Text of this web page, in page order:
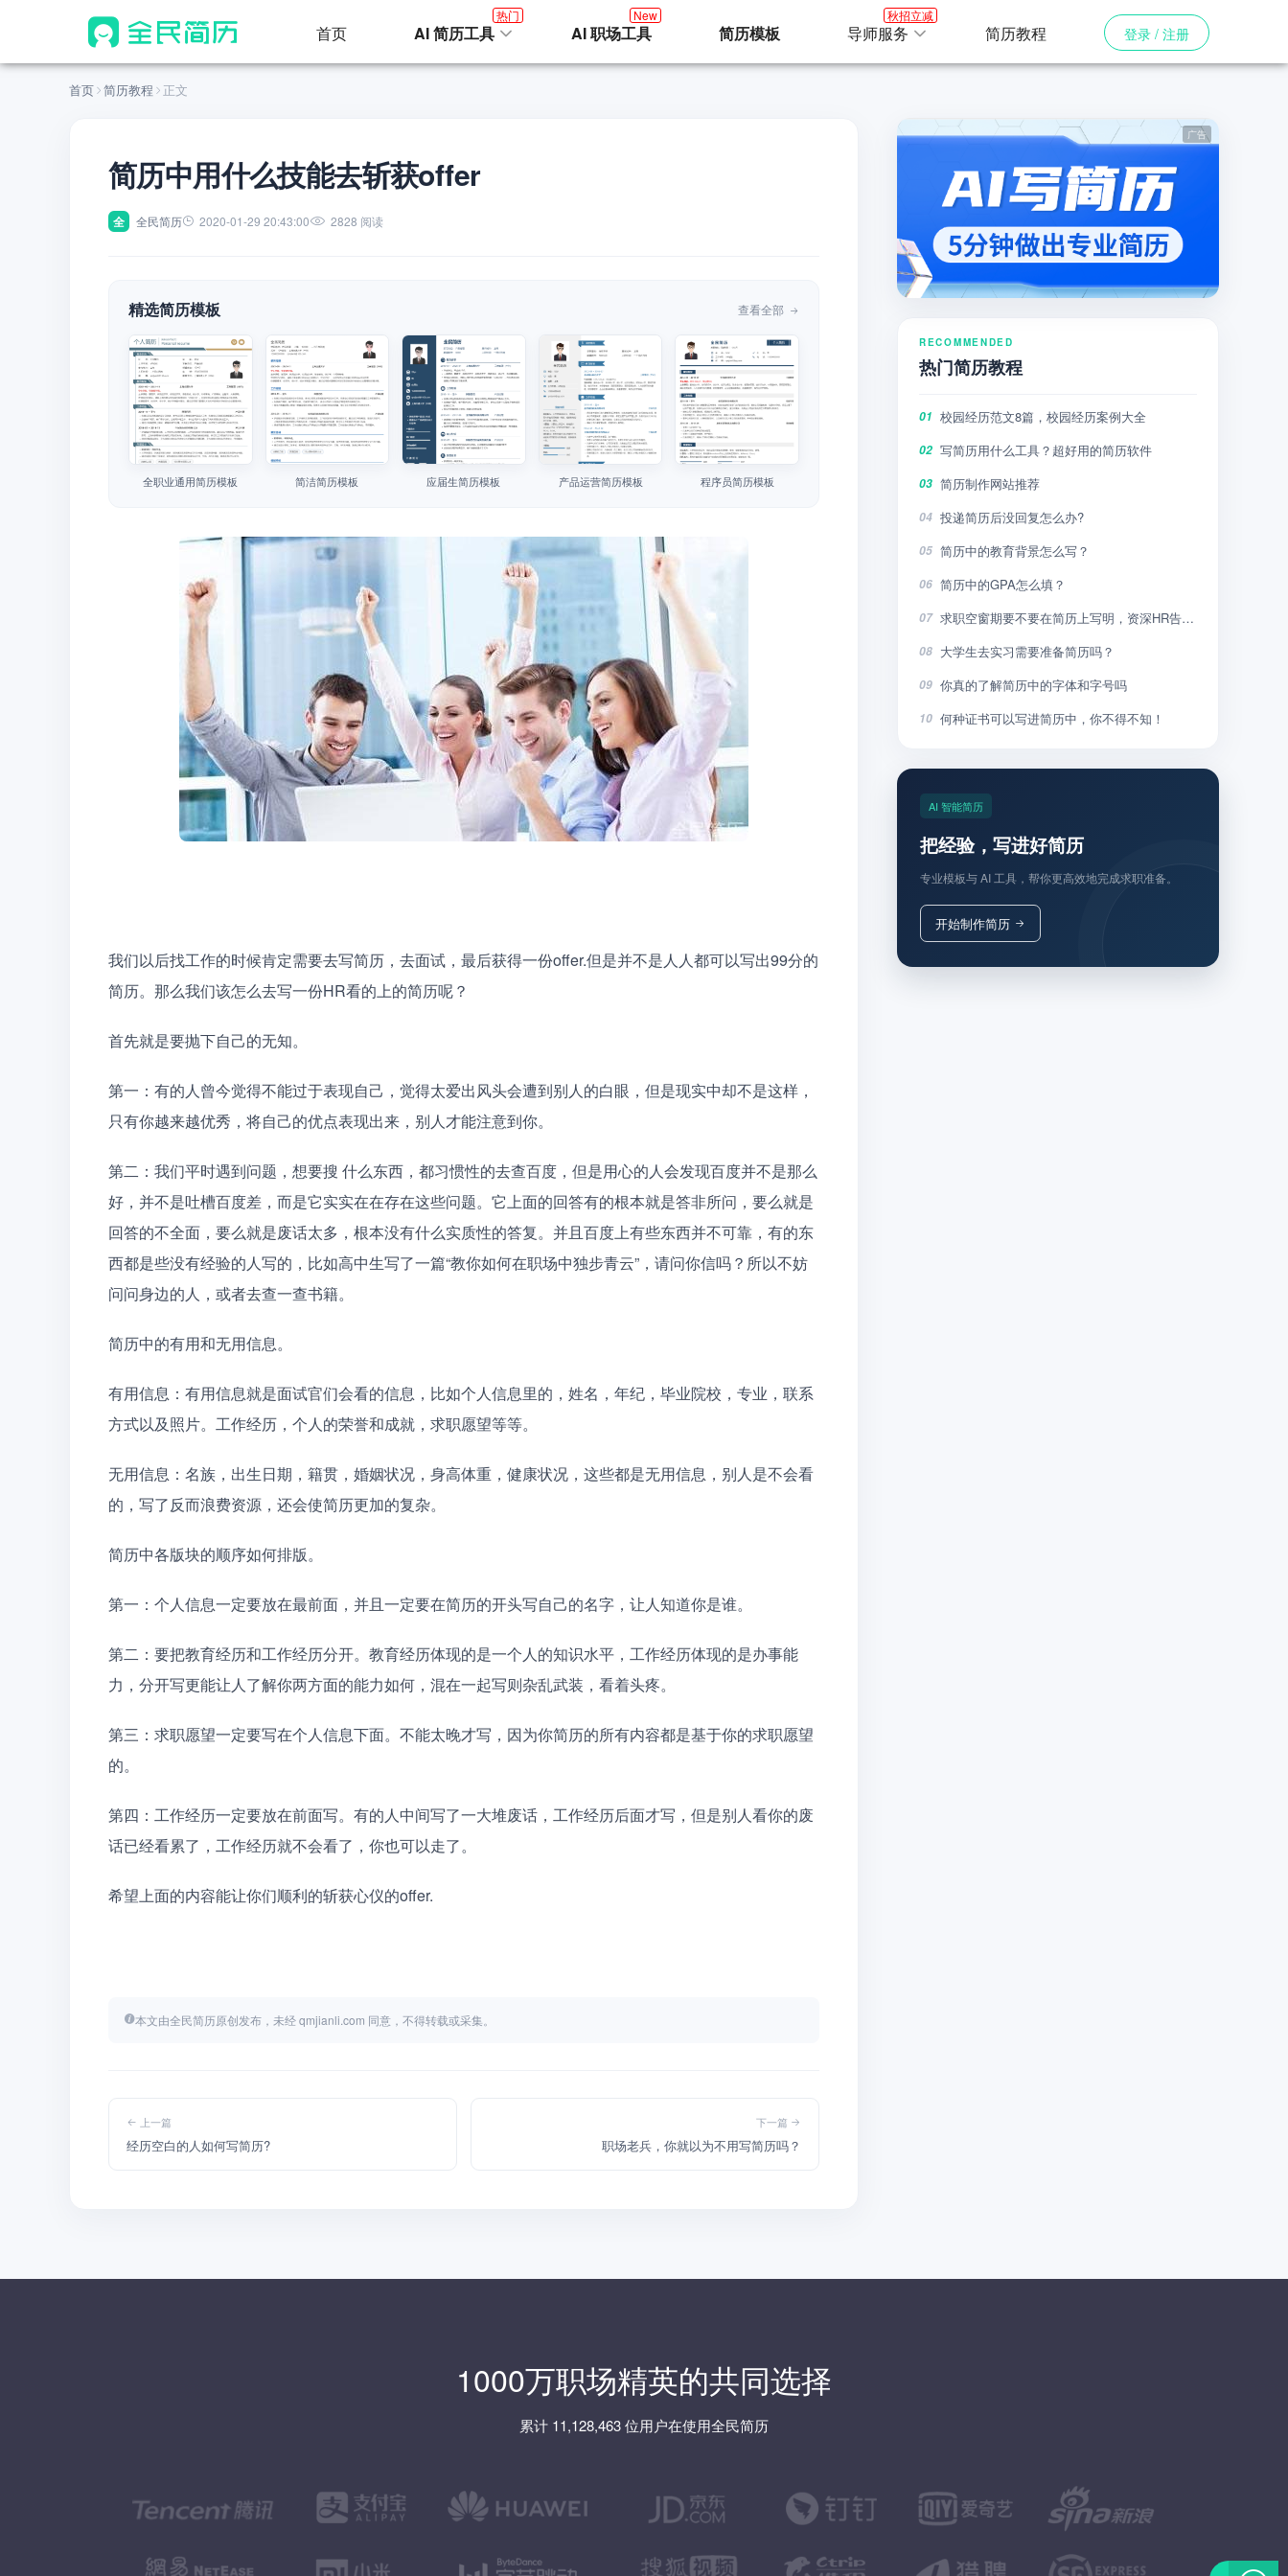
首页 AI 简历工具
热门
AI 职场工具
New
简历模板 导师服务
秋招立减
简历教程 登录 / 注册
首页 简历教程 正文
简历中用什么技能去斩获offer
全 全民简历 2020-01-29 20:43:00 2828 阅读
精选简历模板 查看全部
全职业通用简历模板 简洁简历模板 应届生简历模板 产品运营简历模板 程序员简历模板
我们以后找工作的时候肯定需要去写简历，去面试，最后获得一份offer.但是并不是人人都可以写出99分的
简历。那么我们该怎么去写一份HR看的上的简历呢？
首先就是要抛下自己的无知。
第一：有的人曾今觉得不能过于表现自己，觉得太爱出风头会遭到别人的白眼，但是现实中却不是这样，
只有你越来越优秀，将自己的优点表现出来，别人才能注意到你。
第二：我们平时遇到问题，想要搜 什么东西，都习惯性的去查百度，但是用心的人会发现百度并不是那么
好，并不是吐槽百度差，而是它实实在在存在这些问题。它上面的回答有的根本就是答非所问，要么就是
回答的不全面，要么就是废话太多，根本没有什么实质性的答复。并且百度上有些东西并不可靠，有的东
西都是些没有经验的人写的，比如高中生写了一篇“教你如何在职场中独步青云”，请问你信吗？所以不妨
问问身边的人，或者去查一查书籍。
简历中的有用和无用信息。
有用信息：有用信息就是面试官们会看的信息，比如个人信息里的，姓名，年纪，毕业院校，专业，联系
方式以及照片。工作经历，个人的荣誉和成就，求职愿望等等。
无用信息：名族，出生日期，籍贯，婚姻状况，身高体重，健康状况，这些都是无用信息，别人是不会看
的，写了反而浪费资源，还会使简历更加的复杂。
简历中各版块的顺序如何排版。
第一：个人信息一定要放在最前面，并且一定要在简历的开头写自己的名字，让人知道你是谁。
第二：要把教育经历和工作经历分开。教育经历体现的是一个人的知识水平，工作经历体现的是办事能
力，分开写更能让人了解你两方面的能力如何，混在一起写则杂乱武装，看着头疼。
第三：求职愿望一定要写在个人信息下面。不能太晚才写，因为你简历的所有内容都是基于你的求职愿望
的。
第四：工作经历一定要放在前面写。有的人中间写了一大堆废话，工作经历后面才写，但是别人看你的废
话已经看累了，工作经历就不会看了，你也可以走了。
希望上面的内容能让你们顺利的斩获心仪的offer.
本文由全民简历原创发布，未经 qmjianli.com 同意，不得转载或采集。
上一篇
经历空白的人如何写简历?
下一篇
职场老兵，你就以为不用写简历吗？
RECOMMENDED
热门简历教程
01 校园经历范文8篇，校园经历案例大全
02 写简历用什么工具？超好用的简历软件
03 简历制作网站推荐
04 投递简历后没回复怎么办?
05 简历中的教育背景怎么写？
06 简历中的GPA怎么填？
07 求职空窗期要不要在简历上写明，资深HR告诉你
08 大学生去实习需要准备简历吗？
09 你真的了解简历中的字体和字号吗
10 何种证书可以写进简历中，你不得不知！
AI 智能简历
把经验，写进好简历
专业模板与 AI 工具，帮你更高效地完成求职准备。
开始制作简历
1000万职场精英的共同选择
累计 11,128,463 位用户在使用全民简历